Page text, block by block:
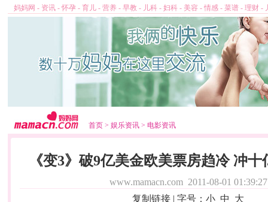
妈妈网 - 资讯 - 怀孕 - 育儿 - 营养 - 早教 - 儿科 - 妇科 - 美容 - 情感 - 菜谱 - 理财 -
首页 > 娱乐资讯 > 电影资讯
《变3》破9亿美金欧美票房趋冷 冲
www.mamacn.com 2011-08-01 01:39:27
复制链接 | 字号： 小 中 大